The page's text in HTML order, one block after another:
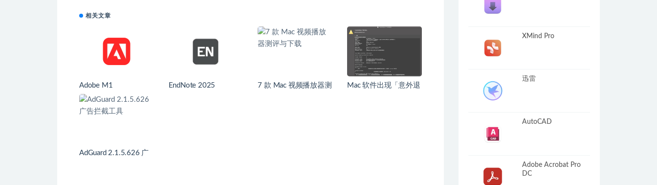
相关文章
Adobe M1 EndNote 2025
7 款 Mac 视频播放器测
Mac 软件出现「意外退
AdGuard 2.1.5.626 广
XMind Pro
迅雷
AutoCAD
Adobe Acrobat Pro
DC